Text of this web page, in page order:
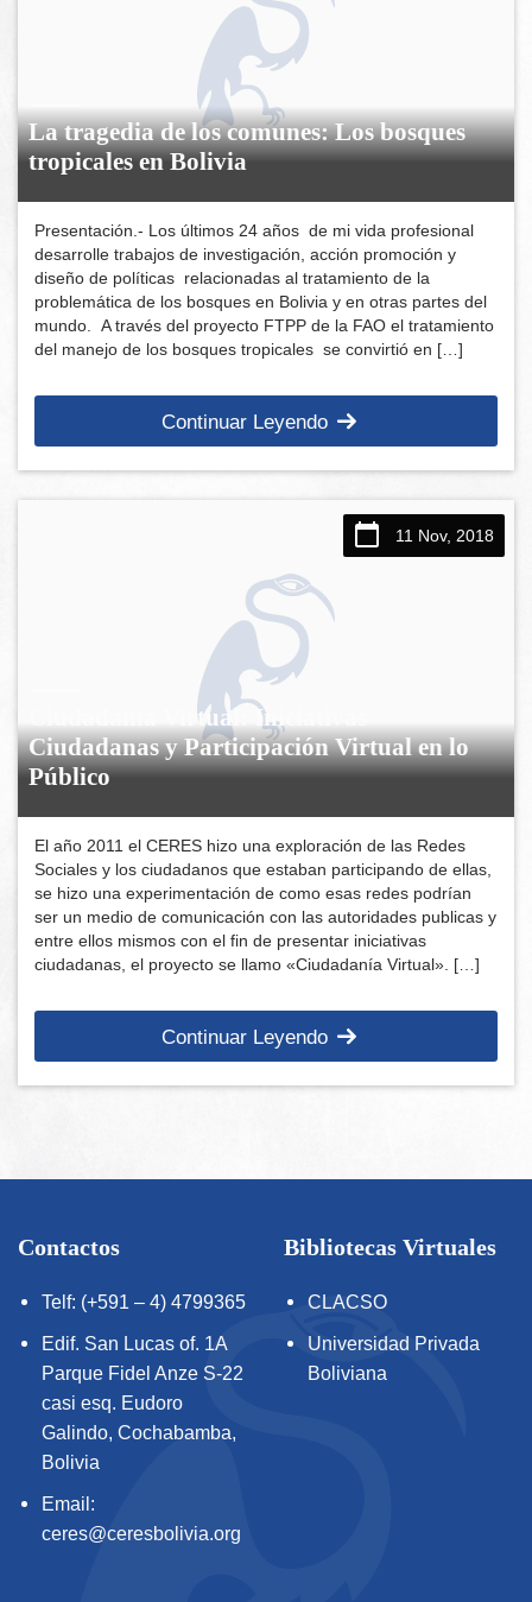
La tragedia de los comunes: Los bosques
tropicales en Bolivia
Presentación.- Los últimos 24 años de mi vida profesional
desarrolle trabajos de investigación, acción promoción y
diseño de políticas relacionadas al tratamiento de la
problemática de los bosques en Bolivia y en otras partes del
mundo. A través del proyecto FTPP de la FAO el tratamiento
del manejo de los bosques tropicales se convirtió en […]
Continuar Leyendo
11 Nov, 2018
Ciudadanía Virtual: Iniciativas
Ciudadanas y Participación Virtual en lo
Público
El año 2011 el CERES hizo una exploración de las Redes
Sociales y los ciudadanos que estaban participando de ellas,
se hizo una experimentación de como esas redes podrían
ser un medio de comunicación con las autoridades publicas y
entre ellos mismos con el fin de presentar iniciativas
ciudadanas, el proyecto se llamo «Ciudadanía Virtual». […]
Continuar Leyendo
Contactos
Telf: (+591 – 4) 4799365
Edif. San Lucas of. 1A
Parque Fidel Anze S-22
casi esq. Eudoro
Galindo, Cochabamba,
Bolivia
Email:
ceres@ceresbolivia.org
Bibliotecas Virtuales
CLACSO
Universidad Privada
Boliviana